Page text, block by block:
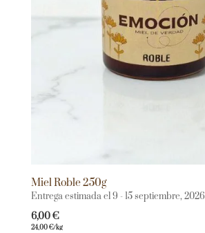
Miel Roble 250g
Entrega estimada el 9 - 15 septiembre, 2026
6,00€
24,00€/kg